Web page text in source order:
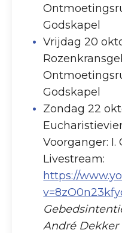
Godskapel
Vrijdag 20
Godskapel
Zondag 22
Voorganger: I.
Livestream:
https://
André Dekker